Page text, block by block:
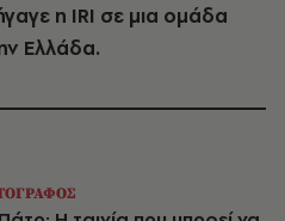
η IRI σε μια ομάδα
Ελλάδα.